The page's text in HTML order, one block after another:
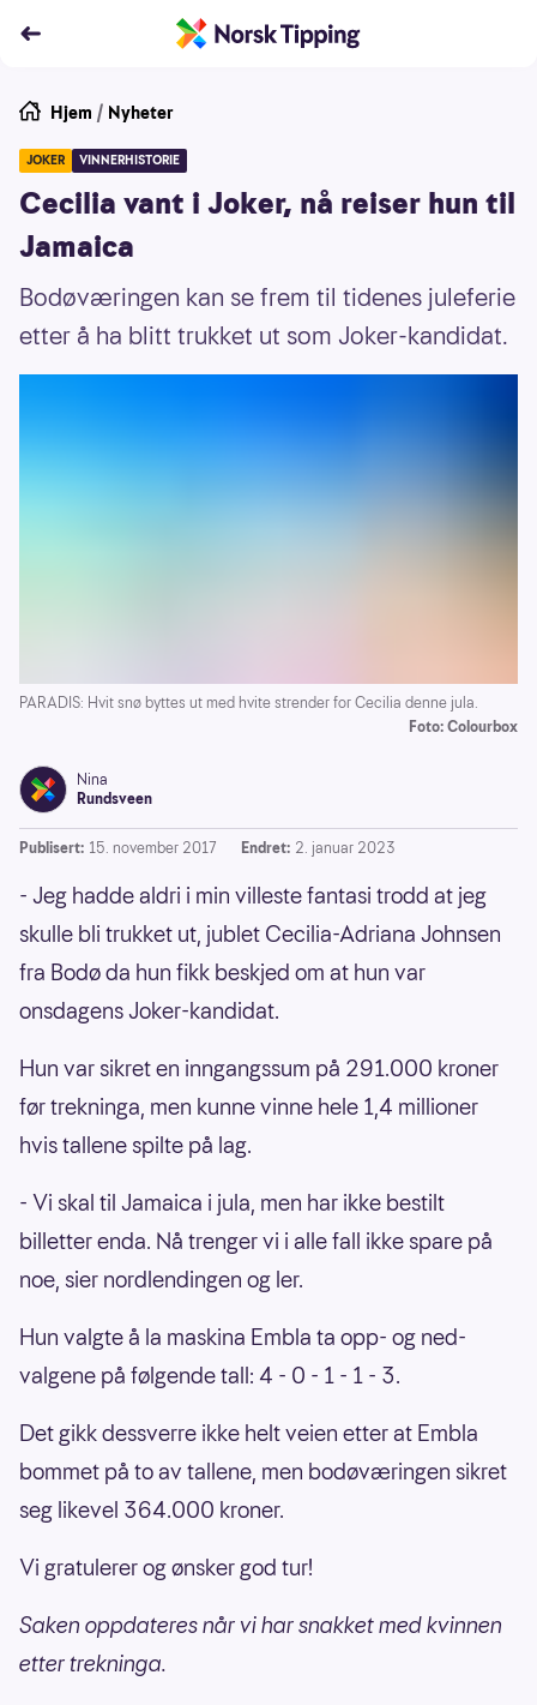
Hjem / Nyheter
JOKER VINNERHISTORIE
Cecilia vant i Joker, nå reiser hun til
Jamaica
Bodøværingen kan se frem til tidenes juleferie
etter å ha blitt trukket ut som Joker-kandidat.
PARADIS: Hvit snø byttes ut med hvite strender for Cecilia denne jula.
Foto: Colourbox
Nina
Rundsveen
Publisert: 15. november 2017 Endret: 2. januar 2023
- Jeg hadde aldri i min villeste fantasi trodd at jeg
skulle bli trukket ut, jublet Cecilia-Adriana Johnsen
fra Bodø da hun fikk beskjed om at hun var
onsdagens Joker-kandidat.
Hun var sikret en inngangssum på 291.000 kroner
før trekninga, men kunne vinne hele 1,4 millioner
hvis tallene spilte på lag.
- Vi skal til Jamaica i jula, men har ikke bestilt
billetter enda. Nå trenger vi i alle fall ikke spare på
noe, sier nordlendingen og ler.
Hun valgte å la maskina Embla ta opp- og ned-
valgene på følgende tall: 4 - 0 - 1 - 1 - 3.
Det gikk dessverre ikke helt veien etter at Embla
bommet på to av tallene, men bodøværingen sikret
seg likevel 364.000 kroner.
Vi gratulerer og ønsker god tur!
Saken oppdateres når vi har snakket med kvinnen
etter trekninga.